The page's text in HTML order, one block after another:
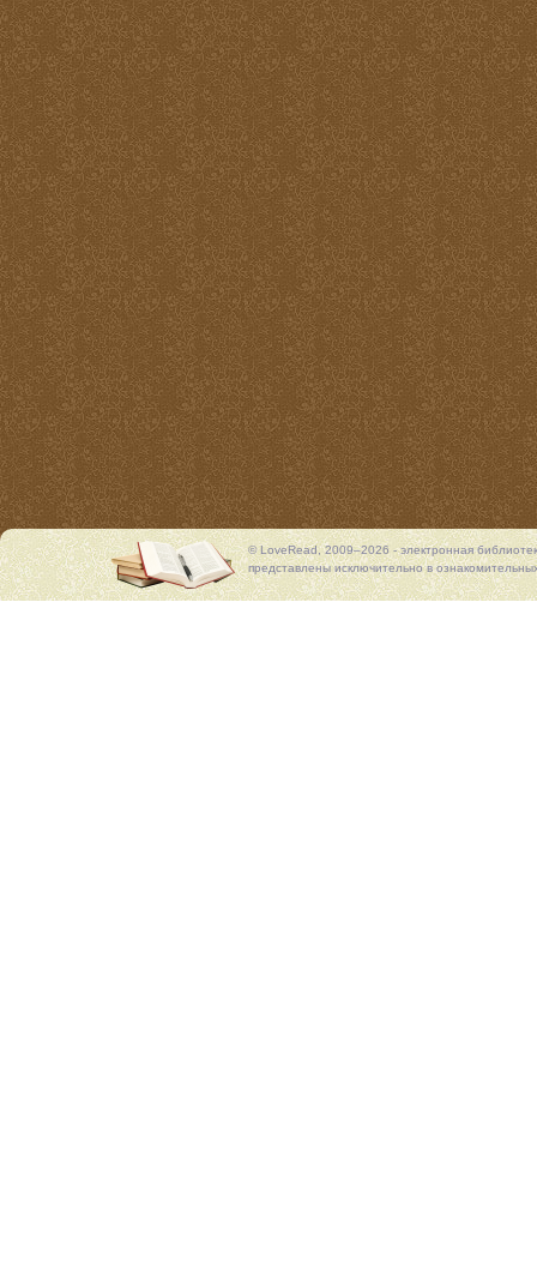
© LoveRead, 2009–2026 - электронная
представлены исключительно в